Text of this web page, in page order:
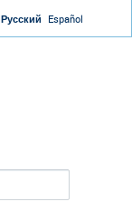
Русский Español